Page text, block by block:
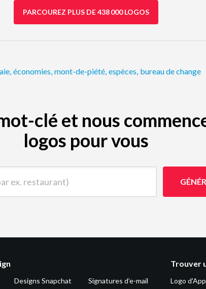
PARCOUREZ PLUS DE 438 000 LOGOS
, économies, mont-de-piété, espèces, bureau de change
clé et nous
logos pour vous
Designs Snapchat
Signatures d’e-mail
Trouver
Logo